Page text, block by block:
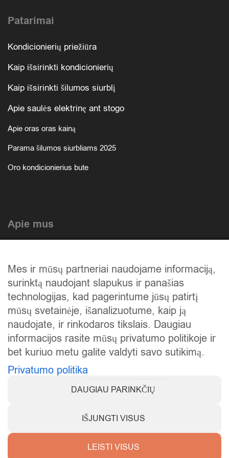
Patarimai
Kondicionierių priežiūra
Kaip išsirinkti kondicionierių
Kaip išsirinkti šilumos siurblį
Apie saulės elektrinę ant stogo
Apie oras oras kainą
Parama šilumos siurbliams 2025
Oro kondicionierius bute
Apie mus
Mūsų istorija
Privatumo politika
Slapukų politika
Atsiskaitymas
Prekių grąžinimas
Visos teisės saugomos © 2025KarstiVejai.lt
Mes ir mūsų partneriai naudojame informaciją,
surinktą naudojant slapukus ir panašias
technologijas, kad pagerintume jūsų patirtį
mūsų svetainėje, išanalizuotume, kaip ją
naudojate, ir rinkodaros tikslais. Daugiau
informacijos rasite mūsų privatumo politikoje ir
bet kuriuo metu galite valdyti savo sutikimą.
Privatumo politika
DAUGIAU PARINKČIŲ
IŠJUNGTI VISUS
LEISTI VISUS